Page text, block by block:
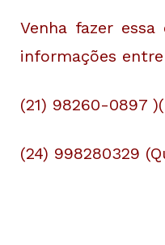
Venha fazer essa
informações
(21) 98260-0897
(24) 998280329